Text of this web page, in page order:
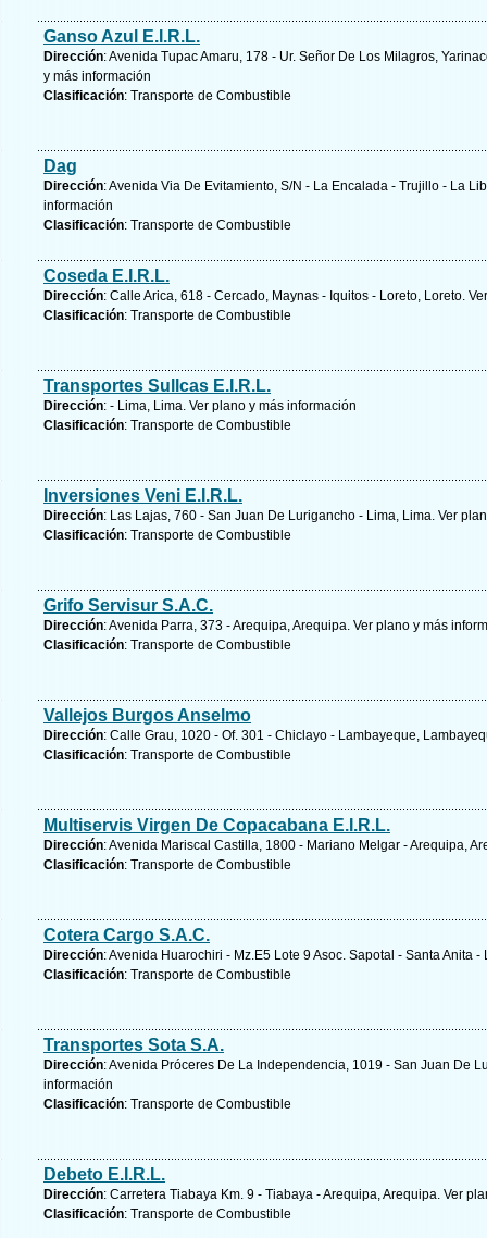
Ganso Azul E.I.R.L.
Dirección: Avenida Tupac Amaru, 178 - Ur. Señor De Los Milagros,
y más información
Clasificación: Transporte de Combustible
Dag
Dirección: Avenida Via De Evitamiento, S/N - La Encalada - Trujillo - La
información
Clasificación: Transporte de Combustible
Coseda E.I.R.L.
Dirección: Calle Arica, 618 - Cercado, Maynas - Iquitos - Loreto, Loreto.
Clasificación: Transporte de Combustible
Transportes Sullcas E.I.R.L.
Dirección: - Lima, Lima. Ver plano y más información
Clasificación: Transporte de Combustible
Inversiones Veni E.I.R.L.
Dirección: Las Lajas, 760 - San Juan De Lurigancho - Lima, Lima. Ver
Clasificación: Transporte de Combustible
Grifo Servisur S.A.C.
Dirección: Avenida Parra, 373 - Arequipa, Arequipa. Ver plano y más
Clasificación: Transporte de Combustible
Vallejos Burgos Anselmo
Dirección: Calle Grau, 1020 - Of. 301 - Chiclayo - Lambayeque,
Clasificación: Transporte de Combustible
Multiservis Virgen De Copacabana E.I.R.L.
Dirección: Avenida Mariscal Castilla, 1800 - Mariano Melgar - Arequipa,
Clasificación: Transporte de Combustible
Cotera Cargo S.A.C.
Dirección: Avenida Huarochiri - Mz.E5 Lote 9 Asoc. Sapotal - Santa Anita
Clasificación: Transporte de Combustible
Transportes Sota S.A.
Dirección: Avenida Próceres De La Independencia, 1019 - San Juan De
información
Clasificación: Transporte de Combustible
Debeto E.I.R.L.
Dirección: Carretera Tiabaya Km. 9 - Tiabaya - Arequipa, Arequipa. Ver
Clasificación: Transporte de Combustible